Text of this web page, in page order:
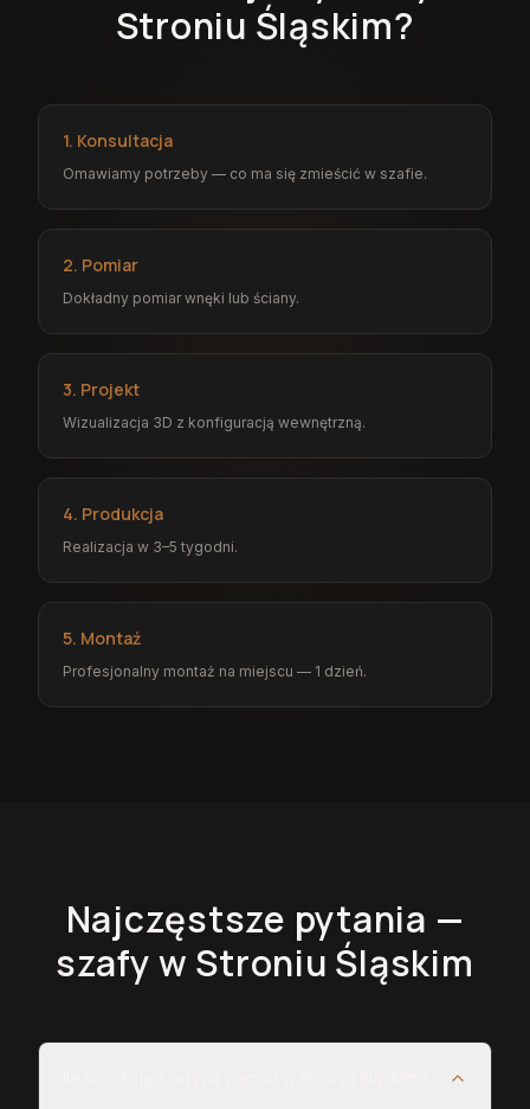
Stroniu Śląskim?
1. Konsultacja
Omawiamy potrzeby — co ma się zmieścić w szafie.
2. Pomiar
Dokładny pomiar wnęki lub ściany.
3. Projekt
Wizualizacja 3D z konfiguracją wewnętrzną.
4. Produkcja
Realizacja w 3–5 tygodni.
5. Montaż
Profesjonalny montaż na miejscu — 1 dzień.
Najczęstsze pytania —
szafyw Stroniu Śląskim